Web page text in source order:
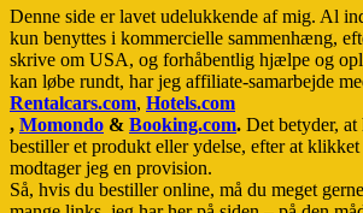
Denne side er lavet udelukkende af mig. Al
kun benyttes i kommercielle sammenhæng,
skrive om USA, og forhåbentlig hjælpe og
kan løbe rundt, har jeg affiliate-samarbejde
Rentalcars.com, Hotels.com
, Momondo & Booking.com. Det betyder,
bestiller et produkt eller ydelse, efter at
modtager jeg en provision.
Så, hvis du bestiller online, må du meget